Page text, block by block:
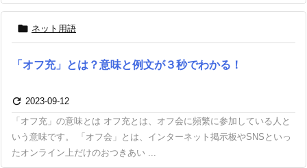
 ネット用語
「オフ充」とは？意味と例文が３秒でわかる！
 2023-09-12
「オフ充」の意味とは オフ充とは、オフ会に頻繁に参加している人と
いう意味です。 「オフ会」とは、インターネット掲示板やSNSといっ
たオンライン上だけのおつきあい ...